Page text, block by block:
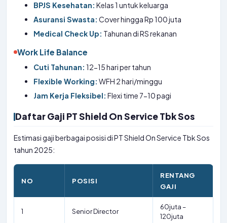
BPJS Kesehatan: Kelas 1 untuk keluarga
Asuransi Swasta: Cover hingga Rp 100 juta
Medical Check Up: Tahunan di RS rekanan
Work Life Balance
Cuti Tahunan: 12-15 hari per tahun
Flexible Working: WFH 2 hari/minggu
Jam Kerja Fleksibel: Flexi time 7-10 pagi
Daftar Gaji PT Shield On Service Tbk Sos
Estimasi gaji berbagai posisi di PT Shield On Service Tbk Sos
tahun 2025:
NO POSISI
RENTANG
GAJI
1 Senior Director
60juta –
120juta